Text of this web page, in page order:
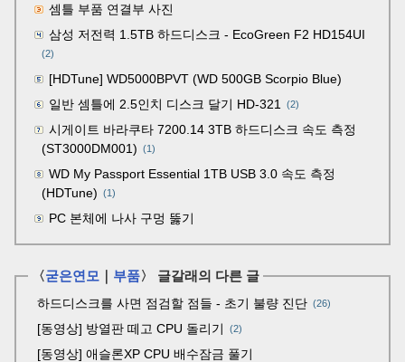
셈틀 부품 연결부 사진
삼성 저전력 1.5TB 하드디스크 - EcoGreen F2 HD154UI
(2)
[HDTune] WD5000BPVT (WD 500GB Scorpio Blue)
일반 셈틀에 2.5인치 디스크 달기 HD-321
(2)
시게이트 바라쿠타 7200.14 3TB 하드디스크 속도 측정
(ST3000DM001) (1)
WD My Passport Essential 1TB USB 3.0 속도 측정
(HDTune) (1)
PC 본체에 나사 구멍 뚫기
〈굳은연모 부품〉 글갈래의 다른 글
하드디스크를 사면 점검할 점들 - 초기 불량 진단 26
[동영상] 방열판 떼고 CPU 돌리기 2
[동영상] 애슬론XP CPU 배수잠금 풀기